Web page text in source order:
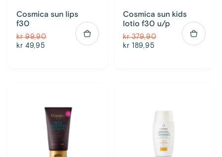
Cosmica sun lips
f30
kr 99,90
kr 49,95
Cosmica sun kids
lotio f30 u/p
kr 379,90
kr 189,95